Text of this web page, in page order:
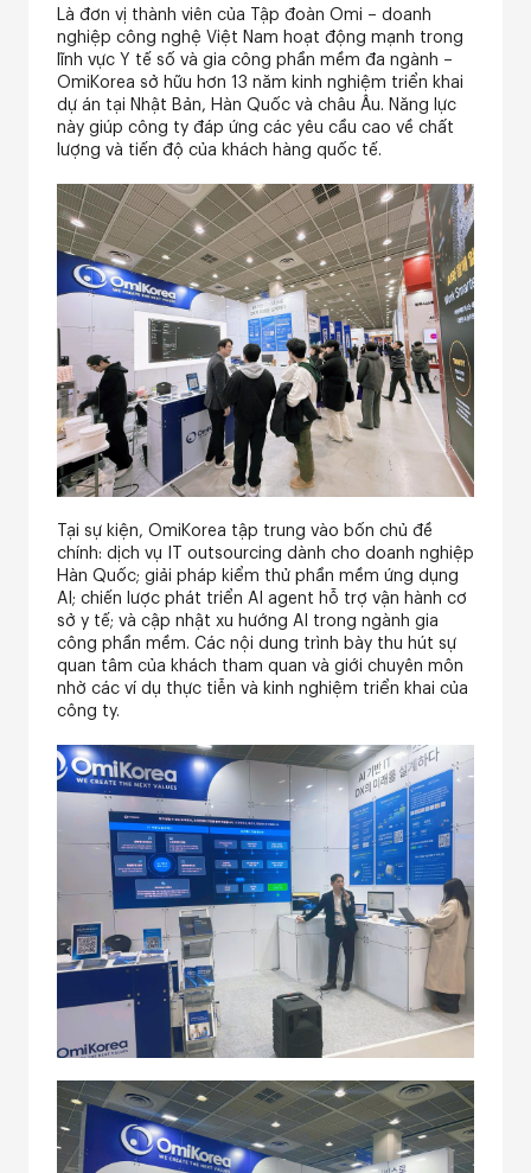
Là đơn vị thành viên của Tập đoàn Omi – doanh
nghiệp công nghệ Việt Nam hoạt động mạnh trong
lĩnh vực Y tế số và gia công phần mềm đa ngành –
OmiKorea sở hữu hơn 13 năm kinh nghiệm triển khai
dự án tại Nhật Bản, Hàn Quốc và châu Âu. Năng lực
này giúp công ty đáp ứng các yêu cầu cao về chất
lượng và tiến độ của khách hàng quốc tế.
Tại sự kiện, OmiKorea tập trung vào bốn chủ đề
chính: dịch vụ IT outsourcing dành cho doanh nghiệp
Hàn Quốc; giải pháp kiểm thử phần mềm ứng dụng
AI; chiến lược phát triển AI agent hỗ trợ vận hành cơ
sở y tế; và cập nhật xu hướng AI trong ngành gia
công phần mềm. Các nội dung trình bày thu hút sự
quan tâm của khách tham quan và giới chuyên môn
nhờ các ví dụ thực tiễn và kinh nghiệm triển khai của
công ty.